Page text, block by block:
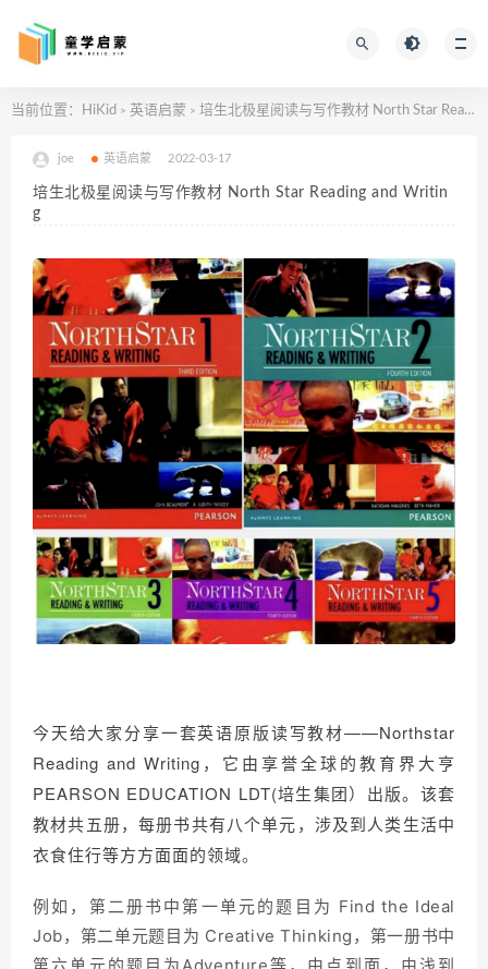
当前位置： HiKid > 英语启蒙 > 培生北极星阅读与写作教材 North Star Reading and Writing
joe 英语启蒙 2022-03-17
培生北极星阅读与写作教材 North Star Reading and Writin
g
今天给大家分享一套英语原版读写教材——Northstar
Reading and Writing，它由享誉全球的教育界大亨
PEARSON EDUCATION LDT(培生集团）出版。该套
教材共五册，每册书共有八个单元，涉及到人类生活中
衣食住行等方方面面的领域。
例如，第二册书中第一单元的题目为 Find the Ideal
Job，第二单元题目为 Creative Thinking，第一册书中